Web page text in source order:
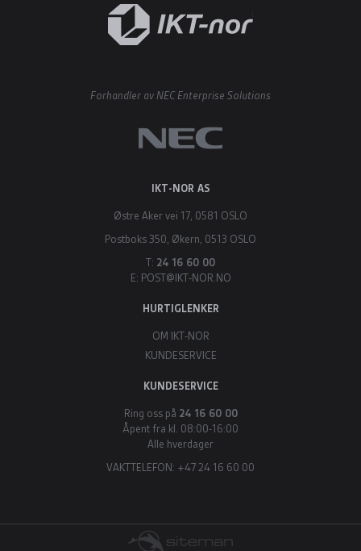
Forhandler av NEC Enterprise Solutions
IKT-NOR AS
Østre Aker vei 17, 0581 OSLO
Postboks 350, Økern, 0513 OSLO
T: 24 16 60 00
E: POST@IKT-NOR.NO
HURTIGLENKER
OM IKT-NOR
KUNDESERVICE
KUNDESERVICE
Ring oss på 24 16 60 00
Åpent fra kl. 08:00-16:00
Alle hverdager
VAKTTELEFON: +47 24 16 60 00